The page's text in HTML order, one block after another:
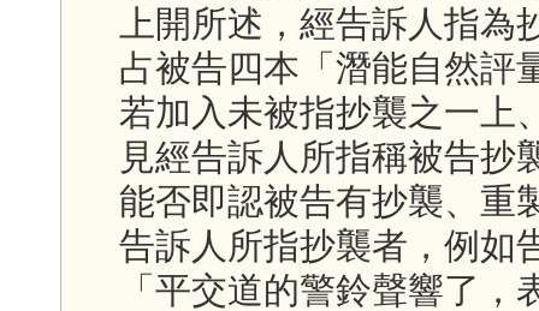
上開所述，經告訴人指
占被告四本「潛能自然評
若加入未被指抄襲之一上
見經告訴人所指稱被告抄
能否即認被告有抄襲、重
告訴人所指抄襲者，例如
「平交道的警鈴聲響了